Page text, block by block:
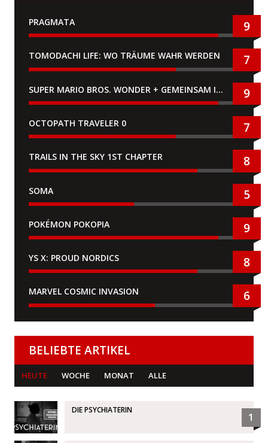
PRAGMATA 9
TOMODACHI LIFE: WO TRÄUME WAHR WERDEN 7
SUPER MARIO BROS. WONDER + GEMEINSAM IM BELLABEL-PARK 9
OCTOPATH TRAVELER 0 7
TRAILS IN THE SKY 1ST CHAPTER 8
SOMA 5
POKÉMON POKOPIA 9
YS X: PROUD NORDICS 8
MARVEL COSMIC INVASION 6
BELIEBTE ARTIKEL
HEUTE WOCHE MONAT ALLE
DIE PSYCHIATERIN
1